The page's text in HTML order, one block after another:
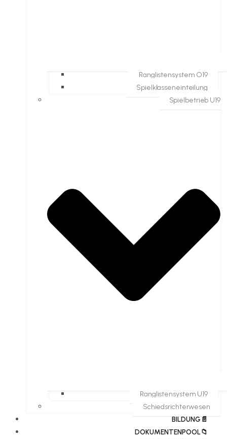
Ranglistensystem O19
Spielklasseneinteilung
Spielbetrieb U19
Ranglistensystem U19
Schiedsrichterwesen
BILDUNG📄
DOKUMENTENPOOL📁